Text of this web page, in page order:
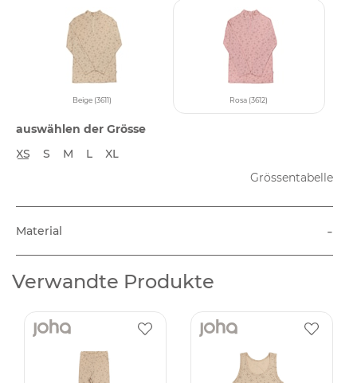
Beige (3611) Rosa (3612)
auswählen der Grösse
XS
S M L
XL
Grössentabelle
Material -
Verwandte Produkte